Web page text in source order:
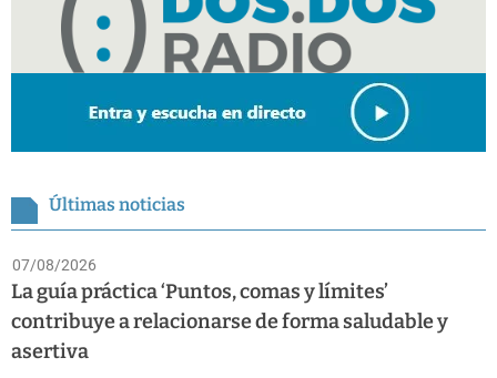
Últimas noticias
07/08/2026
La guía práctica ‘Puntos, comas y límites’
contribuye a relacionarse de forma saludable y
asertiva